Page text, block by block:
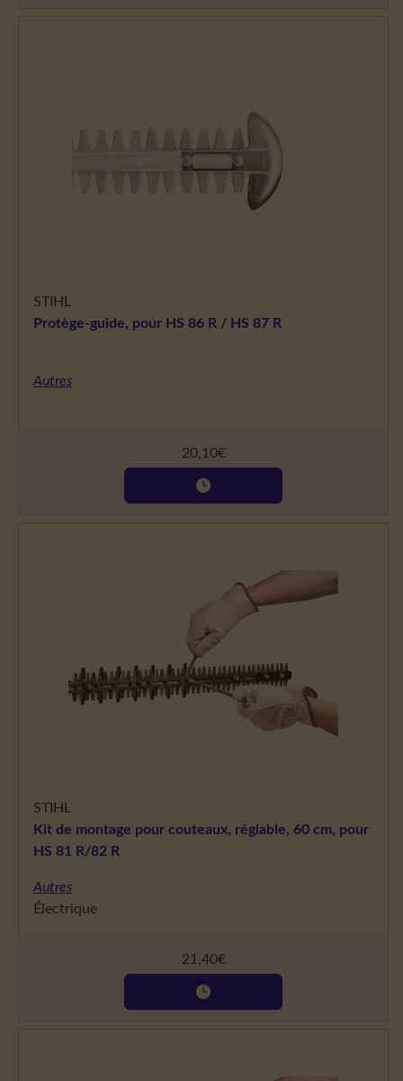
STIHL
Protège-guide, pour HS 86 R / HS 87 R
Autres
20,10€
STIHL
Kit de montage pour couteaux, réglable, 60 cm, pour
HS 81 R/82 R
Autres
Électrique
21,40€